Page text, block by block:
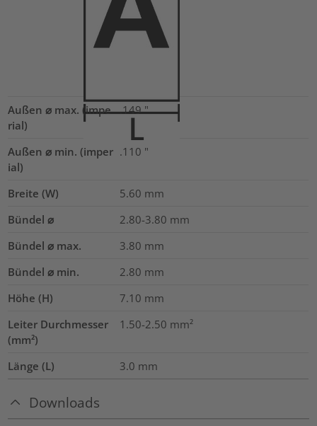
Außen ⌀ max. (impe
rial)
.149 "
Außen ⌀ min. (imper
ial)
.110 "
Breite (W) 5.60 mm
Bündel ⌀
2.80-3.80 mm
Bündel ⌀ max.
3.80 mm
Bündel ⌀ min.
2.80 mm
Höhe (H)
7.10 mm
Leiter Durchmesser
(mm²)
1.50-2.50 mm²
Länge (L) 3.0 mm
Downloads